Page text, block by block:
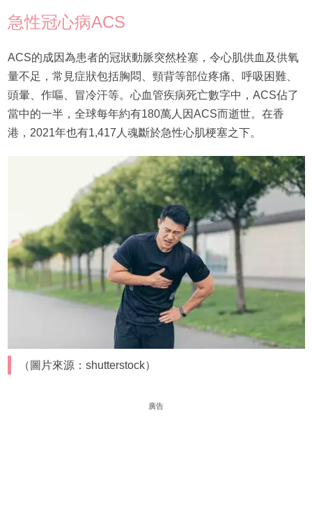
急性冠心病ACS
ACS的成因為患者的冠狀動脈突然栓塞，令心肌供血及供氧
量不足，常見症狀包括胸悶、頸背等部位疼痛、呼吸困難、
頭暈、作嘔、冒冷汗等。心血管疾病死亡數字中，ACS佔了
當中的一半，全球每年約有180萬人因ACS而逝世。在香
港，2021年也有1,417人魂斷於急性心肌梗塞之下。
（圖片來源：shutterstock）
廣告